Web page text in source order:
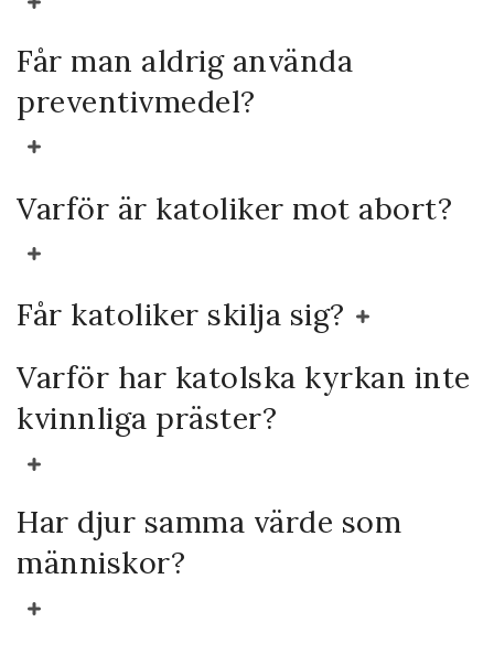
Får man aldrig använda
preventivmedel?
Varför är katoliker mot abort?
Får katoliker skilja sig?
Varför har katolska kyrkan inte
kvinnliga präster?
Har djur samma värde som
människor?